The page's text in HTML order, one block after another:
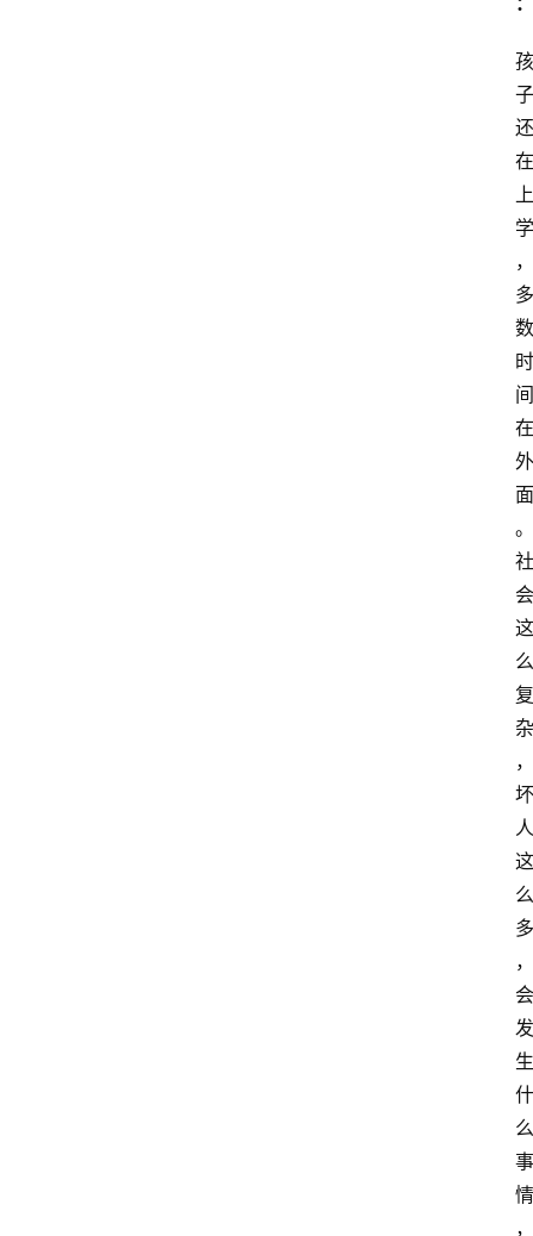
孩
子
还
在
上
学
，
多
数
时
间
在
外
面
。
社
会
这
么
复
杂
，
坏
人
这
么
多
，
会
发
生
什
么
事
情
，